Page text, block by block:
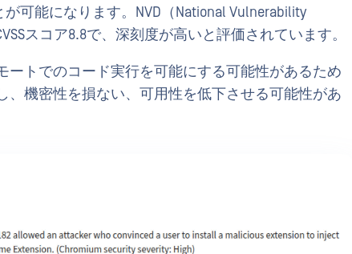
可能になります。NVD（National Vulnerability
スコア8.8で、深刻度が高いと評価されています。
ートでのコード実行を可能にする可能性があるため
、機密性を損ない、可用性を低下させる可能性があ